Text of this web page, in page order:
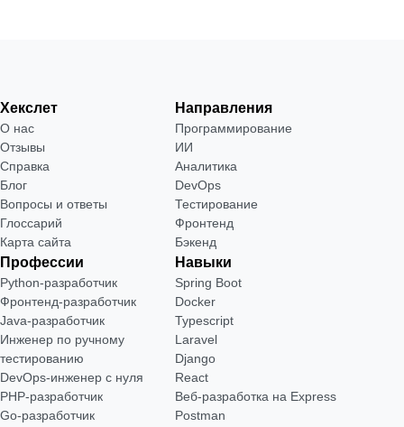
Хекслет
О нас
Отзывы
Справка
Блог
Вопросы и ответы
Глоссарий
Карта сайта
Направления
Программирование
ИИ
Аналитика
DevOps
Тестирование
Фронтенд
Бэкенд
Профессии
Python-разработчик
Фронтенд-разработчик
Java-разработчик
Инженер по ручному
тестированию
DevOps-инженер с нуля
РНР-разработчик
Go-разработчик
Навыки
Spring Boot
Docker
Typescript
Laravel
Django
React
Веб-разработка на Express
Postman